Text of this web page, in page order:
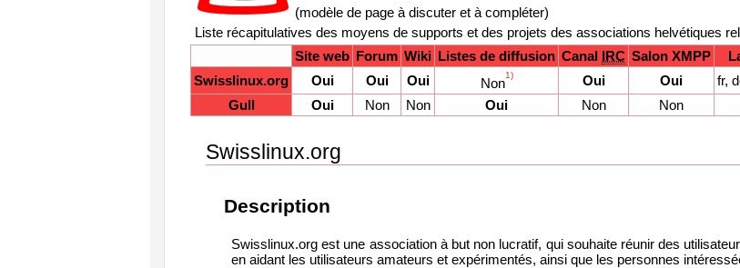
(modèle de page à discuter et à compléter)
Liste récapitulatives des moyens de supports et des projets des associations helvétiques
Site web Forum Wiki Listes de diffusion Canal IRC Salon XMPP
Swisslinux.org
Oui Oui Oui Non
1) Oui Oui
fr,
Gull
Oui Non Non Oui Non Non
Swisslinux.org
Description
Swisslinux.org est une association à but non lucratif, qui souhaite réunir des
en aidant les utilisateurs amateurs et expérimentés, ainsi que les personnes